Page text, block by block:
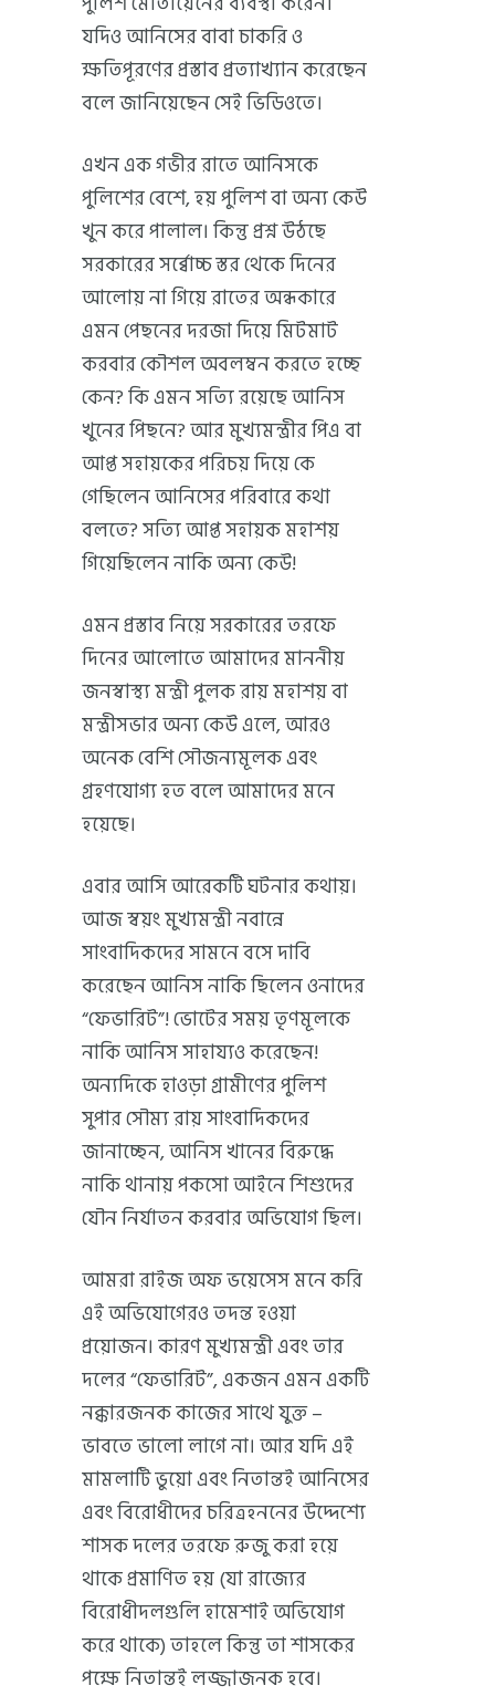
যদিও আনিসের বাবা চাকরি ও
ক্ষতিপূরণের প্রস্তাব প্রত্যাখ্যান করেছেন
বলে জানিয়েছেন সেই ভিডিওতে।
এখন এক গভীর রাতে আনিসকে
পুলিশের বেশে, হয় পুলিশ বা অন্য কেউ
খুন করে পালাল। কিন্তু প্রশ্ন উঠছে
সরকারের সর্ব্বোচ্চ স্তর থেকে দিনের
আলোয় না গিয়ে রাতের অন্ধকারে
এমন পেছনের দরজা দিয়ে মিটমাট
করবার কৌশল অবলম্বন করতে হচ্ছে
কেন? কি এমন সত্যি রয়েছে আনিস
খুনের পিছনে? আর মুখ্যমন্ত্রীর পিএ বা
আপ্ত সহায়কের পরিচয় দিয়ে কে
গেছিলেন আনিসের পরিবারে কথা
বলতে? সত্যি আপ্ত সহায়ক মহাশয়
গিয়েছিলেন নাকি অন্য কেউ!
এমন প্রস্তাব নিয়ে সরকারের তরফে
দিনের আলোতে আমাদের মাননীয়
জনস্বাস্থ্য মন্ত্রী পুলক রায় মহাশয় বা
মন্ত্রীসভার অন্য কেউ এলে, আরও
অনেক বেশি সৌজন্যমূলক এবং
গ্রহণযোগ্য হত বলে আমাদের মনে
হয়েছে।
এবার আসি আরেকটি ঘটনার কথায়।
আজ স্বয়ং মুখ্যমন্ত্রী নবান্নে
সাংবাদিকদের সামনে বসে দাবি
করেছেন আনিস নাকি ছিলেন ওনাদের
“ফেভারিট”! ভোটের সময় তৃণমূলকে
নাকি আনিস সাহায্যও করেছেন!
অন্যদিকে হাওড়া গ্রামীণের পুলিশ
সুপার সৌম্য রায় সাংবাদিকদের
জানাচ্ছেন, আনিস খানের বিরুদ্ধে
নাকি থানায় পকসো আইনে শিশুদের
যৌন নির্যাতন করবার অভিযোগ ছিল।
আমরা রাইজ অফ ভয়েসেস মনে করি
এই অভিযোগেরও তদন্ত হওয়া
প্রয়োজন। কারণ মুখ্যমন্ত্রী এবং তার
দলের “ফেভারিট”, একজন এমন একটি
নক্কারজনক কাজের সাথে যুক্ত –
ভাবতে ভালো লাগে না। আর যদি এই
মামলাটি ভুয়ো এবং নিতান্তই আনিসের
এবং বিরোধীদের চরিত্রহননের উদ্দেশ্যে
শাসক দলের তরফে রুজু করা হয়ে
থাকে প্রমাণিত হয় (যা রাজ্যের
বিরোধীদলগুলি হামেশাই অভিযোগ
করে থাকে) তাহলে কিন্তু তা শাসকের
পক্ষে নিতান্তই লজ্জাজনক হবে।